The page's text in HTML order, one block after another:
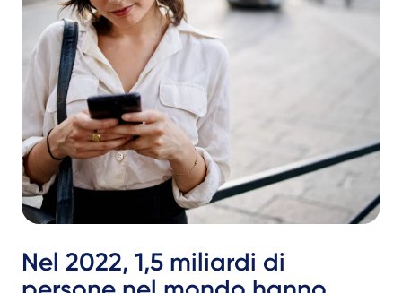
Nel 2022, 1,5 miliardi di